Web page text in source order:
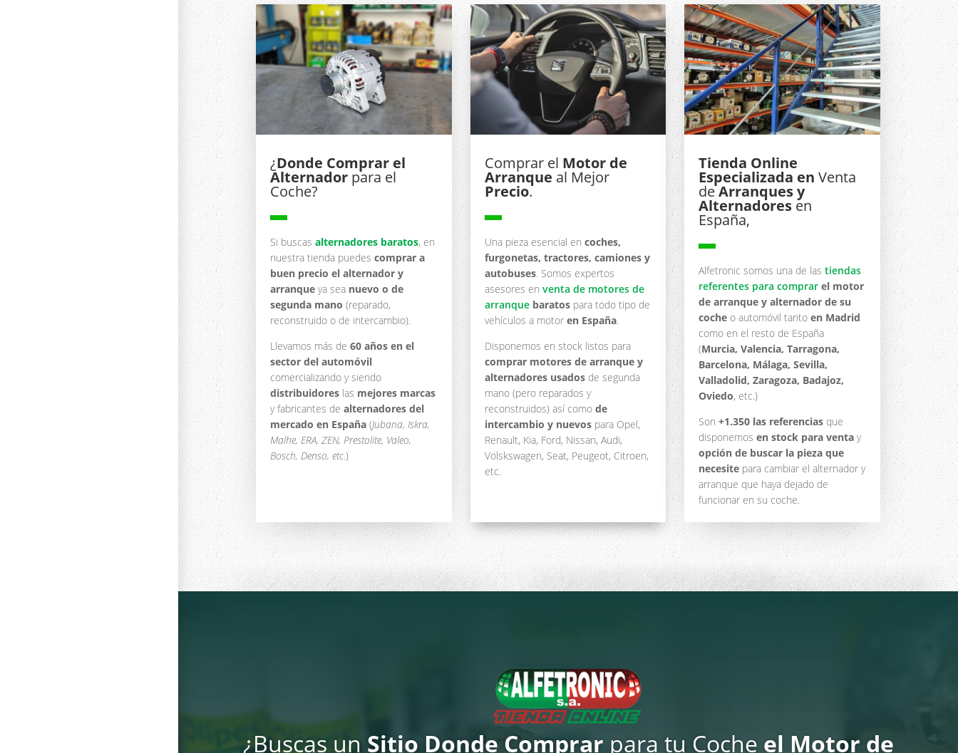
¿Donde Comprar el
Alternador para el
Coche?
▬
Si buscasalternadores baratos, en
nuestra tienda puedescomprar a
buen precio el alternador y
arranque ya sea nuevo o de
segunda mano (reparado,
reconstruido o de intercambio).
Llevamos más de60 años en el
sector del automóvil
comercializando y siendo
distribuidores las mejores marcas
y fabricantes dealternadores del
mercado en España (Jubana, Iskra,
Malhe, ERA, ZEN, Prestolite, Valeo,
Bosch, Denso, etc.)
Comprar el Motor de
Arranque al Mejor
Precio.
▬
Una pieza esencial en coches,
furgonetas, tractores, camiones y
autobuses. Somos expertos
asesores en venta de motores de
arranquebaratospara todo tipo de
vehículos a motor en España.
Disponemos en stock listos para
comprar motores de arranque y
alternadores usadosde segunda
mano (pero reparados y
reconstruidos) así como de
intercambio y nuevospara Opel,
Renault, Kia, Ford, Nissan, Audi,
Volskswagen, Seat, Peugeot, Citroen,
etc.
Tienda Online
Especializada en Venta
deArranques y
Alternadores en
España,
▬
Alfetronic somos una de lastiendas
referentes para comprar el motor
de arranque y alternador de su
coche o automóvil tantoen Madrid
como en el resto de España
(Murcia, Valencia, Tarragona,
Barcelona, Málaga, Sevilla,
Valladolid, Zaragoza, Badajoz,
Oviedo, etc.)
Son+1.350 las referencias que
disponemosen stock para venta y
opción de buscar la pieza que
necesite para cambiar el alternador y
arranque que haya dejado de
funcionar en su coche.
¿Buscas un Sitio Donde Comprar para tu Coche el Motor de